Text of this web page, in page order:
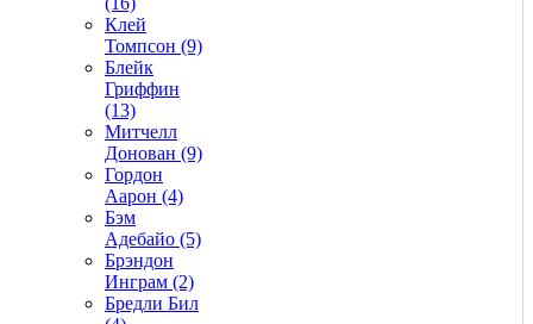
Клей
Томпсон (9)
Блейк
Гриффин
(13)
Митчелл
Донован (9)
Гордон
Аарон (4)
Бэм
Адебайо (5)
Брэндон
Инграм (2)
Бредли Бил